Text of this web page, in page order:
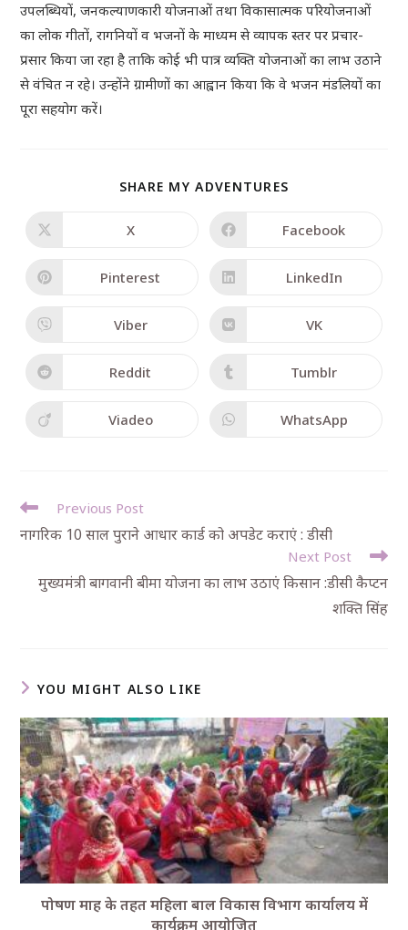
उपलब्धियों, जनकल्याणकारी योजनाओं तथा विकासात्मक परियोजनाओं
का लोक गीतों, रागनियों व भजनों के माध्यम से व्यापक स्तर पर प्रचार-
प्रसार किया जा रहा है ताकि कोई भी पात्र व्यक्ति योजनाओं का लाभ उठाने
से वंचित न रहे। उन्होंने ग्रामीणों का आह्वान किया कि वे भजन मंडलियों का
पूरा सहयोग करें।
SHARE MY ADVENTURES
X Facebook
Pinterest LinkedIn
Viber VK
Reddit Tumblr
Viadeo WhatsApp
Previous Post
नागरिक 10 साल पुराने आधार कार्ड को अपडेट कराएं : डीसी
Next Post
मुख्यमंत्री बागवानी बीमा योजना का लाभ उठाएं किसान :डीसी कैप्टन
शक्ति सिंह
YOU MIGHT ALSO LIKE
पोषण माह के तहत महिला बाल विकास विभाग कार्यालय में
कार्यक्रम आयोजित